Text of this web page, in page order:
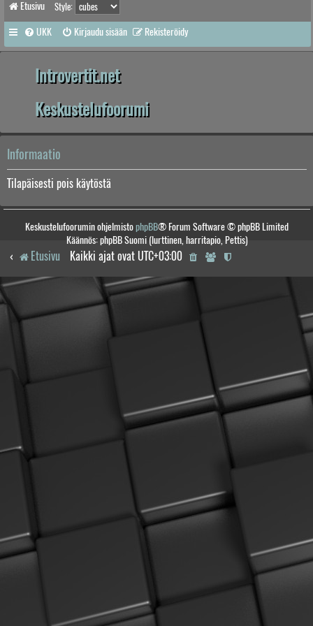
Etusivu Style:
UKK Kirjaudu sisään Rekisteröidy
Introvertit.net
Keskustelufoorumi
Informaatio
Tilapäisesti pois käytöstä
Keskustelufoorumin ohjelmistophpBB® Forum Software © phpBB Limited
Käännös: phpBB Suomi (lurttinen, harritapio, Pettis)
Etusivu Kaikki ajat ovat UTC+03:00